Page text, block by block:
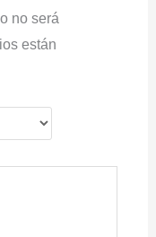
no será
están